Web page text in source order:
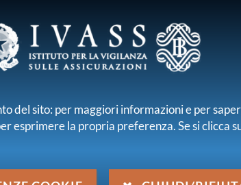
del sito: per maggiori informazioni e per
esprimere la propria preferenza. Se si clicca